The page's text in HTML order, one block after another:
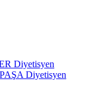
Diyetisyen
Diyetisyen